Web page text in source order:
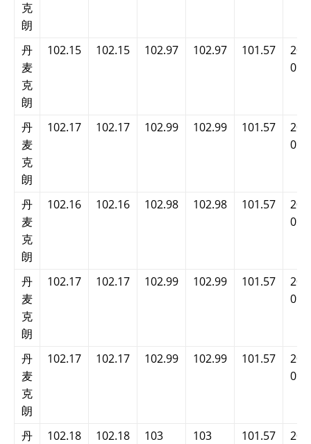
克
朗
丹
麦
克
朗
102.15 102.15 102.97 102.97 101.57
丹
麦
克
朗
102.17 102.17 102.99 102.99 101.57
丹
麦
克
朗
102.16 102.16 102.98 102.98 101.57
丹
麦
克
朗
102.17 102.17 102.99 102.99 101.57
丹
麦
克
朗
102.17 102.17 102.99 102.99 101.57
丹
102.18 102.18 103 103 101.57